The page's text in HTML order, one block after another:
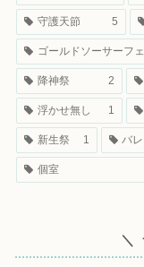
守護天節 5
ゴールドソーサーフ
降神祭 2
浮かせ無し 1
新生祭 1 バ
個室
＼